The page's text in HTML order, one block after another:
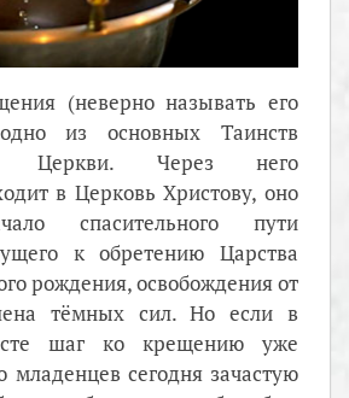
(неверно называть его
из основных Таинств
Церкви. Через него
в Церковь Христову, оно
спасительного пути
к обретению Царства
рождения, освобождения от
тёмных сил. Но если в
шаг ко крещению уже
младенцев сегодня зачастую